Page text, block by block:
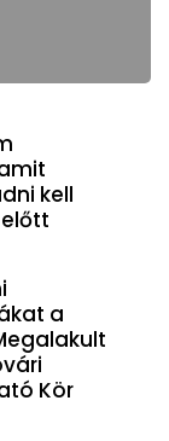
kell
a
Kör